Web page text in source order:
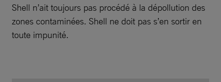
Shell n’ait toujours pas procédé à la dépollution des
zones contaminées. Shell ne doit pas s’en sortir en
toute impunité.